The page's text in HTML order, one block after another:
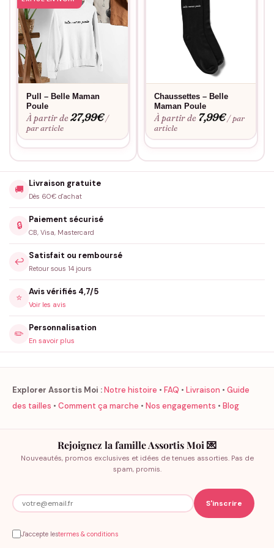
Pull – Belle Maman
Poule
À partir de27,99€ /
par article
Chaussettes – Belle
Maman Poule
À partir de 7,99€ / par
article
🚚
Livraison gratuite
Dès 60€ d'achat
🔒
Paiement sécurisé
CB, Visa, Mastercard
↩️
Satisfait ou remboursé
Retour sous 14 jours
⭐
Avis vérifiés 4,7/5
Voir les avis
✏️
Personnalisation
En savoir plus
Explorer Assortis Moi :Notre histoire • FAQ • Livraison • Guide
des tailles • Comment ça marche • Nos engagements • Blog
Rejoignez la famille Assortis Moi 💌
Nouveautés, promos exclusives et idées de tenues assorties. Pas de
spam, promis.
J'accepte lestermes & conditions